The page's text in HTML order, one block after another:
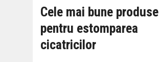
Cele mai bune produse
pentru estomparea
cicatricilor